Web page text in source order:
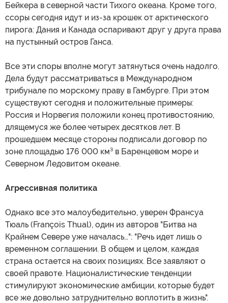
Бейкера в северной части Тихого океана. Кроме того,
ссоры сегодня идут и из-за крошек от арктического
пирога: Дания и Канада оспаривают друг у друга права
на пустынный остров Ганса.
Все эти споры вполне могут затянуться очень надолго.
Дела будут рассматриваться в Международном
трибунале по морскому праву в Гамбурге. При этом
существуют сегодня и положительные примеры:
Россия и Норвегия положили конец противостоянию,
длящемуся же более четырех десятков лет. В
прошедшем месяце стороны подписали договор по
зоне площадью 176 000 км³ в Баренцевом море и
Северном Ледовитом океане.
Агрессивная политика
Однако все это малоубедительно, уверен Франсуа
Тюаль (François Thual), один из авторов "Битва на
Крайнем Севере уже началась…": "Речь идет лишь о
временном соглашении. В общем и целом, каждая
страна остается на своих позициях. Все заявляют о
своей правоте. Националистические тенденции
стимулируют экономические амбиции, которые будет
все же довольно затруднительно воплотить в жизнь".